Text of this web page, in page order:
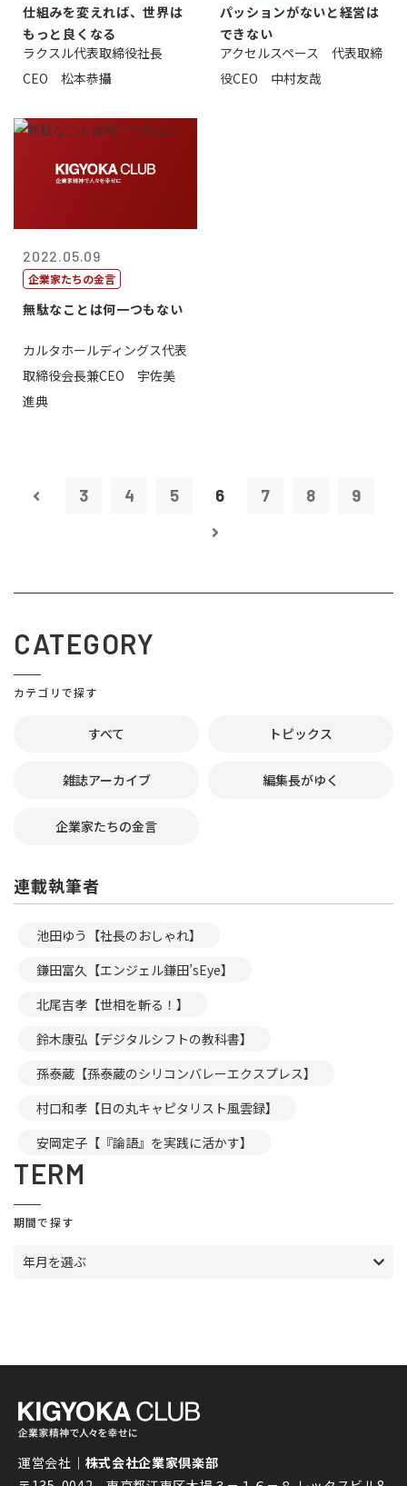
仕組みを変えれば、世界は
もっと良くなる
ラクスル代表取締役社長
CEO 松本恭攝
パッションがないと経営は
できない
アクセルスペース 代表取締
役CEO 中村友哉
2022.05.09
企業家たちの金言
無駄なことは何一つもない
カルタホールディングス代表
取締役会長兼CEO 宇佐美
進典
3 4 5 6 7 8 9
CATEGORY
カテゴリで探す
すべて トピックス
雑誌アーカイブ 編集長がゆく
企業家たちの金言
連載執筆者
池田ゆう【社長のおしゃれ】
鎌田富久【エンジェル鎌田’sEye】
北尾吉孝【世相を斬る！】
鈴木康弘【デジタルシフトの教科書】
孫泰蔵【孫泰蔵のシリコンバレーエクスプレス】
村口和孝【日の丸キャピタリスト風雲録】
安岡定子【『論語』を実践に活かす】
TERM
期間で探す
年月を選ぶ
運営会社｜ 株式会社企業家倶楽部